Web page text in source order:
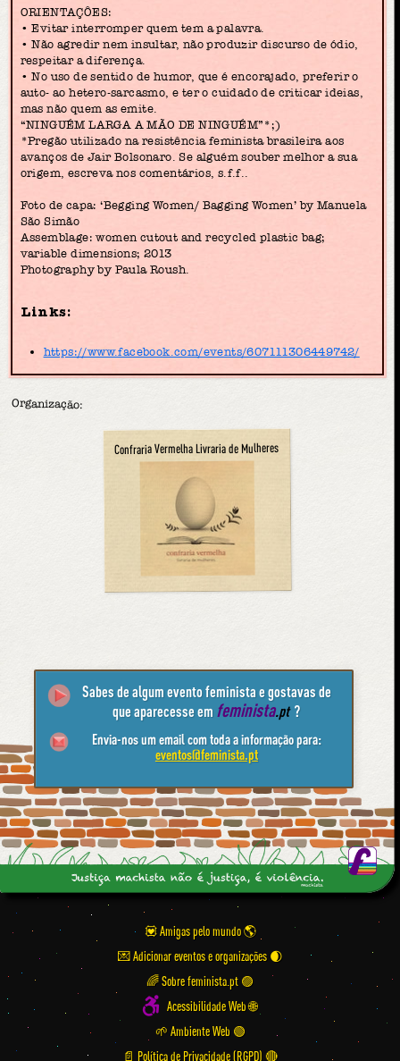
ORIENTAÇÔES:
• Evitar interromper quem tem a palavra.
• Não agredir nem insultar, não produzir discurso de ódio,
respeitar a diferença.
• No uso de sentido de humor, que é encorajado, preferir o
auto- ao hetero-sarcasmo, e ter o cuidado de criticar ideias,
mas não quem as emite.
“NINGUÉM LARGA A MÃO DE NINGUÉM”*;)
*Pregão utilizado na resistência feminista brasileira aos
avanços de Jair Bolsonaro. Se alguém souber melhor a sua
origem, escreva nos comentários, s.f.f..
Foto de capa: ‘Begging Women/ Bagging Women’ by Manuela
São Simão
Assemblage: women cutout and recycled plastic bag;
variable dimensions; 2013
Photography by Paula Roush.
Links:
https://www.facebook.com/events/607111306449742/
Organização:
Confraria Vermelha Livraria de Mulheres
Sabes de algum evento feminista e gostavas de
que aparecesse em feminista.pt ?
Envia-nos um email com toda a informação para:
eventos@feminista.pt
💟 Amigas pelo mundo
💌 Adicionar eventos e organizações
🌈 Sobre feminista.pt 🟣
Acessibilidade Web 🌐
🌱 Ambiente Web 🟢
📄 Política de Privacidade (RGPD) 🔴